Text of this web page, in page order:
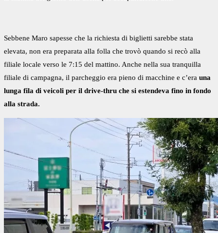
Sebbene Maro sapesse che la richiesta di biglietti sarebbe stata
elevata, non era preparata alla folla che trovò quando si recò alla
filiale locale verso le 7:15 del mattino. Anche nella sua tranquilla
filiale di campagna, il parcheggio era pieno di macchine e c’era una
lunga fila di veicoli per il drive-thru che si estendeva fino in fondo
alla strada.